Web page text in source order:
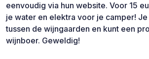
eenvoudig via hun website. Voor 15
je water en elektra voor je camper!
tussen de wijngaarden en kunt een
wijnboer. Geweldig!